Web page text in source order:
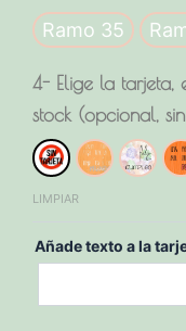
Ramo 35
4- Elige la tarjeta,
stock (opcional,
Sin tarjeta
Amigos
LIMPIAR
Añade texto a la